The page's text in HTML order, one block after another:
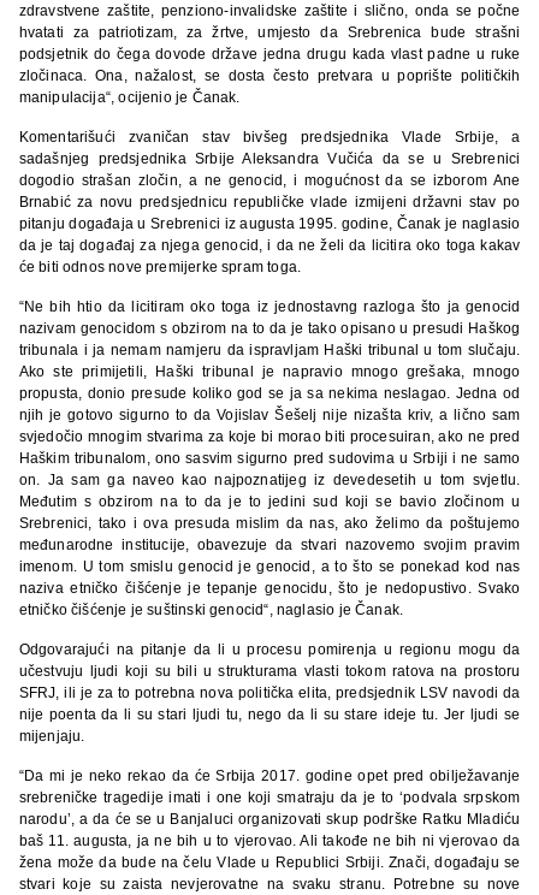
zdravstvene zaštite, penziono-invalidske zaštite i slično, onda se počne
hvatati za patriotizam, za žrtve, umjesto da Srebrenica bude strašni
podsjetnik do čega dovode države jedna drugu kada vlast padne u ruke
zločinaca. Ona, nažalost, se dosta često pretvara u poprište političkih
manipulacija“, ocijenio je Čanak.
Komentarišući zvaničan stav bivšeg predsjednika Vlade Srbije, a
sadašnjeg predsjednika Srbije Aleksandra Vučića da se u Srebrenici
dogodio strašan zločin, a ne genocid, i mogućnost da se izborom Ane
Brnabić za novu predsjednicu republičke vlade izmijeni državni stav po
pitanju događaja u Srebrenici iz augusta 1995. godine, Čanak je naglasio
da je taj događaj za njega genocid, i da ne želi da licitira oko toga kakav
će biti odnos nove premijerke spram toga.
“Ne bih htio da licitiram oko toga iz jednostavng razloga što ja genocid
nazivam genocidom s obzirom na to da je tako opisano u presudi Haškog
tribunala i ja nemam namjeru da ispravljam Haški tribunal u tom slučaju.
Ako ste primijetili, Haški tribunal je napravio mnogo grešaka, mnogo
propusta, donio presude koliko god se ja sa nekima neslagao. Jedna od
njih je gotovo sigurno to da Vojislav Šešelj nije nizašta kriv, a lično sam
svjedočio mnogim stvarima za koje bi morao biti procesuiran, ako ne pred
Haškim tribunalom, ono sasvim sigurno pred sudovima u Srbiji i ne samo
on. Ja sam ga naveo kao najpoznatijeg iz devedesetih u tom svjetlu.
Međutim s obzirom na to da je to jedini sud koji se bavio zločinom u
Srebrenici, tako i ova presuda mislim da nas, ako želimo da poštujemo
međunarodne institucije, obavezuje da stvari nazovemo svojim pravim
imenom. U tom smislu genocid je genocid, a to što se ponekad kod nas
naziva etničko čišćenje je tepanje genocidu, što je nedopustivo. Svako
etničko čišćenje je suštinski genocid“, naglasio je Čanak.
Odgovarajući na pitanje da li u procesu pomirenja u regionu mogu da
učestvuju ljudi koji su bili u strukturama vlasti tokom ratova na prostoru
SFRJ, ili je za to potrebna nova politička elita, predsjednik LSV navodi da
nije poenta da li su stari ljudi tu, nego da li su stare ideje tu. Jer ljudi se
mijenjaju.
“Da mi je neko rekao da će Srbija 2017. godine opet pred obilježavanje
srebreničke tragedije imati i one koji smatraju da je to ‘podvala srpskom
narodu’, a da će se u Banjaluci organizovati skup podrške Ratku Mladiću
baš 11. augusta, ja ne bih u to vjerovao. Ali takođe ne bih ni vjerovao da
žena može da bude na čelu Vlade u Republici Srbiji. Znači, događaju se
stvari koje su zaista nevjerovatne na svaku stranu. Potrebne su nove